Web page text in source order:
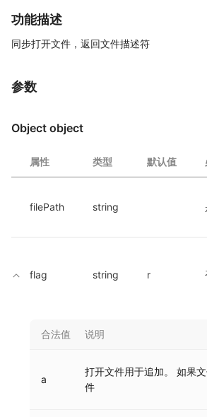
功能描述
同步打开文件，返回文件描述符
参数
Object object
属性 类型 默认值
filePath string
flag string r
合法值 说明
a
打开文件用于追加。 如果
件